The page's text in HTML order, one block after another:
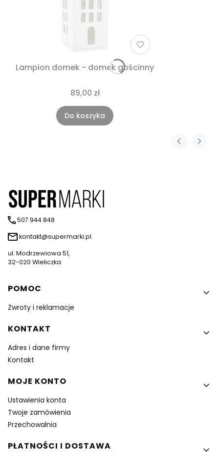
Lampion domek - domek gościnny
89,00 zł
Do koszyka
507 944 848
kontakt@supermarki.pl
ul. Modrzewiowa 51,
32-020 Wieliczka
Linki w stopce
POMOC
Zwroty i reklamacje
KONTAKT
Adres i dane firmy
Kontakt
MOJE KONTO
Ustawienia konta
Twoje zamówienia
Przechowalnia
PŁATNOŚCI I DOSTAWA